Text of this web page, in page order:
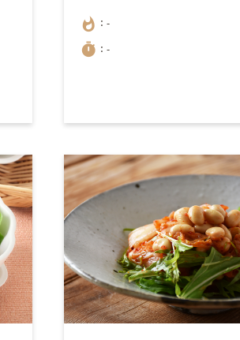
whatshot ：-
timer ：-